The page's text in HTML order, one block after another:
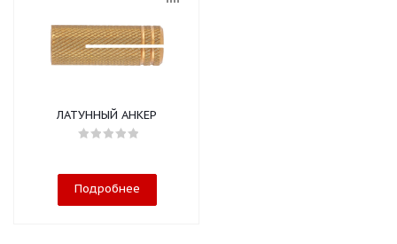
ЛАТУННЫЙ АНКЕР
Подробнее